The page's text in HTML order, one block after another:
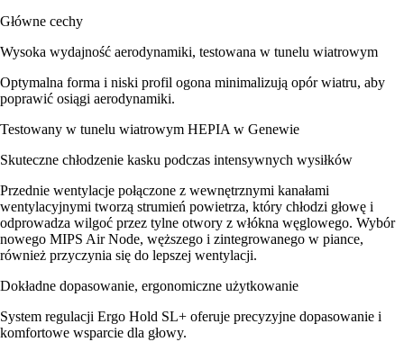
Główne cechy
Wysoka wydajność aerodynamiki, testowana w tunelu wiatrowym
Optymalna forma i niski profil ogona minimalizują opór wiatru, aby
poprawić osiągi aerodynamiki.
Testowany w tunelu wiatrowym HEPIA w Genewie
Skuteczne chłodzenie kasku podczas intensywnych wysiłków
Przednie wentylacje połączone z wewnętrznymi kanałami
wentylacyjnymi tworzą strumień powietrza, który chłodzi głowę i
odprowadza wilgoć przez tylne otwory z włókna węglowego. Wybór
nowego MIPS Air Node, węższego i zintegrowanego w piance,
również przyczynia się do lepszej wentylacji.
Dokładne dopasowanie, ergonomiczne użytkowanie
System regulacji Ergo Hold SL+ oferuje precyzyjne dopasowanie i
komfortowe wsparcie dla głowy.